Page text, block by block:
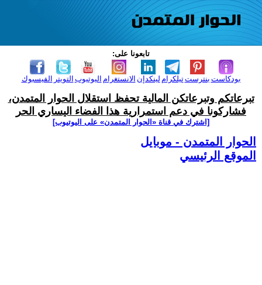
تابعونا على:
الفيسبوك التويتر اليوتيوب الانستغرام لينكدإن تيلكرامبنترست بودكاست
تبرعاتكم وتبرعاتكن المالية تحفظ استقلال الحوار المتمدن،
فشاركونا في دعم استمرارية هذا الفضاء اليساري الحر
[اشترك في قناة ‫«الحوار المتمدن» على اليوتيوب]
الحوار المتمدن - موبايل
الموقع الرئيسي